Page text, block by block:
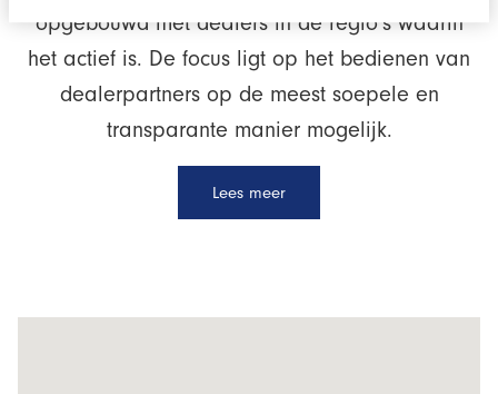
opgebouwd met dealers in de regio’s waarin
het actief is. De focus ligt op het bedienen van
dealerpartners op de meest soepele en
transparante manier mogelijk.
Lees meer